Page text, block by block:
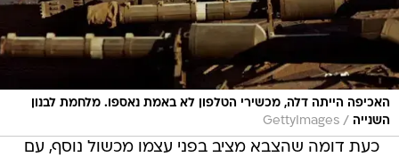
האכיפה הייתה דלה, מכשירי הטלפון לא באמת נאספו. מלחמת לבנון
השנייה /
GettyImages
כעת דומה שהצבא מציב בפני עצמו מכשול נוסף, עם